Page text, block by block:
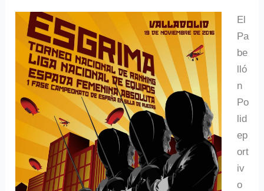
El
Pa
be
lló
n
Po
lid
ep
ort
iv
o